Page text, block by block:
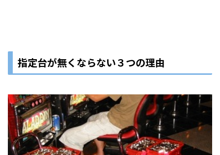
指定台が無くならない３つの理由